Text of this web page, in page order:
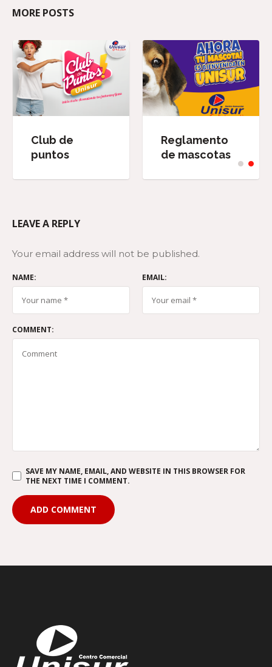
MORE POSTS
Club de
puntos
Reglamento
de mascotas
LEAVE A REPLY
Your email address will not be published.
NAME: EMAIL:
COMMENT:
SAVE MY NAME, EMAIL, AND WEBSITE IN THIS BROWSER FOR
THE NEXT TIME I COMMENT.